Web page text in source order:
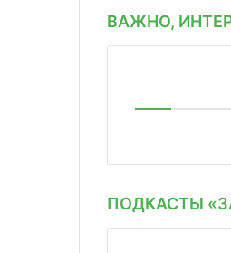
ВАЖНО,
ПОДКАСТЫ